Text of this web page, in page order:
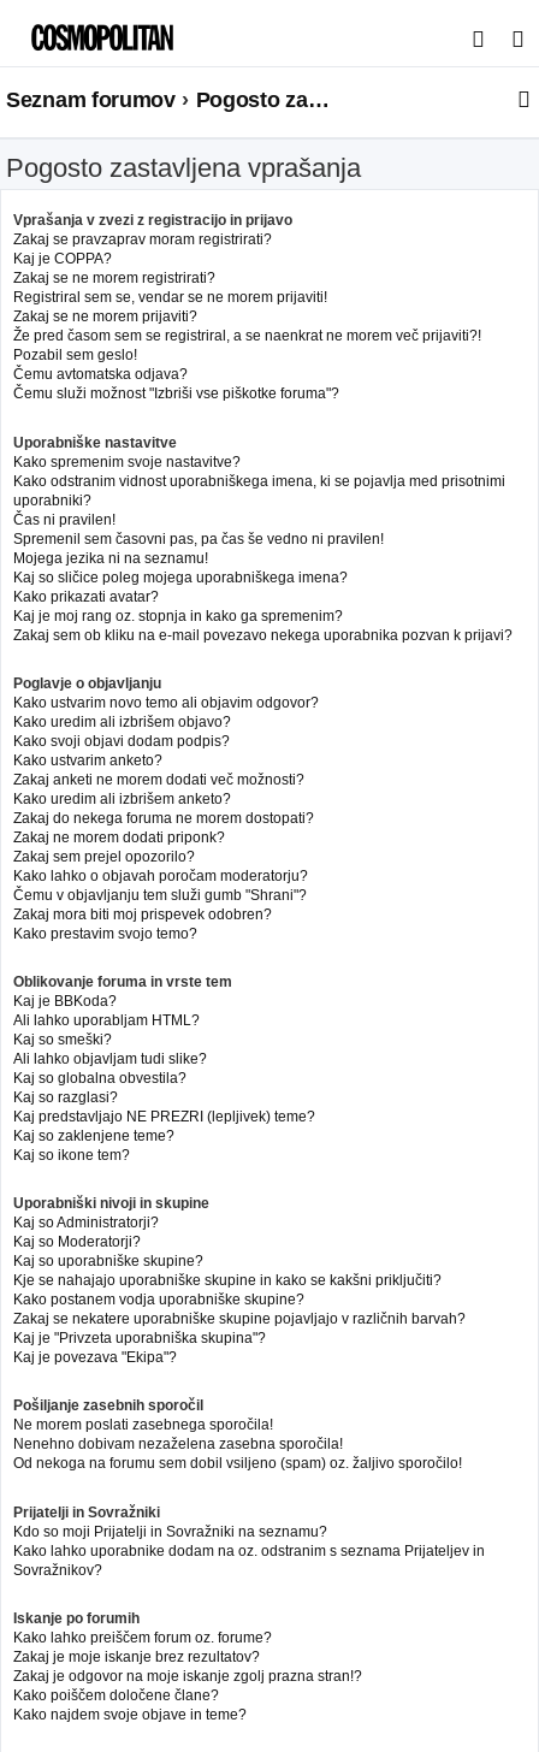
s
a
Seznam forumov Pogosto zastavljena vprašanja
Pogosto zastavljena vprašanja
Vprašanja v zvezi z registracijo in prijavo
Zakaj se pravzaprav moram registrirati?
Kaj je COPPA?
Zakaj se ne morem registrirati?
Registriral sem se, vendar se ne morem prijaviti!
Zakaj se ne morem prijaviti?
Že pred časom sem se registriral, a se naenkrat ne morem več prijaviti?!
Pozabil sem geslo!
Čemu avtomatska odjava?
Čemu služi možnost "Izbriši vse piškotke foruma"?
Uporabniške nastavitve
Kako spremenim svoje nastavitve?
Kako odstranim vidnost uporabniškega imena, ki se pojavlja med prisotnimi
uporabniki?
Čas ni pravilen!
Spremenil sem časovni pas, pa čas še vedno ni pravilen!
Mojega jezika ni na seznamu!
Kaj so sličice poleg mojega uporabniškega imena?
Kako prikazati avatar?
Kaj je moj rang oz. stopnja in kako ga spremenim?
Zakaj sem ob kliku na e-mail povezavo nekega uporabnika pozvan k prijavi?
Poglavje o objavljanju
Kako ustvarim novo temo ali objavim odgovor?
Kako uredim ali izbrišem objavo?
Kako svoji objavi dodam podpis?
Kako ustvarim anketo?
Zakaj anketi ne morem dodati več možnosti?
Kako uredim ali izbrišem anketo?
Zakaj do nekega foruma ne morem dostopati?
Zakaj ne morem dodati priponk?
Zakaj sem prejel opozorilo?
Kako lahko o objavah poročam moderatorju?
Čemu v objavljanju tem služi gumb "Shrani"?
Zakaj mora biti moj prispevek odobren?
Kako prestavim svojo temo?
Oblikovanje foruma in vrste tem
Kaj je BBKoda?
Ali lahko uporabljam HTML?
Kaj so smeški?
Ali lahko objavljam tudi slike?
Kaj so globalna obvestila?
Kaj so razglasi?
Kaj predstavljajo NE PREZRI (lepljivek) teme?
Kaj so zaklenjene teme?
Kaj so ikone tem?
Uporabniški nivoji in skupine
Kaj so Administratorji?
Kaj so Moderatorji?
Kaj so uporabniške skupine?
Kje se nahajajo uporabniške skupine in kako se kakšni priključiti?
Kako postanem vodja uporabniške skupine?
Zakaj se nekatere uporabniške skupine pojavljajo v različnih barvah?
Kaj je "Privzeta uporabniška skupina"?
Kaj je povezava "Ekipa"?
Pošiljanje zasebnih sporočil
Ne morem poslati zasebnega sporočila!
Nenehno dobivam nezaželena zasebna sporočila!
Od nekoga na forumu sem dobil vsiljeno (spam) oz. žaljivo sporočilo!
Prijatelji in Sovražniki
Kdo so moji Prijatelji in Sovražniki na seznamu?
Kako lahko uporabnike dodam na oz. odstranim s seznama Prijateljev in
Sovražnikov?
Iskanje po forumih
Kako lahko preiščem forum oz. forume?
Zakaj je moje iskanje brez rezultatov?
Zakaj je odgovor na moje iskanje zgolj prazna stran!?
Kako poiščem določene člane?
Kako najdem svoje objave in teme?